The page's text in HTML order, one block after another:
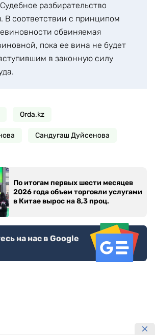
разбирательство
В соответствии с принципом
обвиняемая
пока ее вина не будет
в законную силу
Orda.kz
Сандугаш Дуйсенова
По итогам первых шести месяцев
2026 года объем торговли услугами
в Китае вырос на 8,3 проц.
на нас в Google